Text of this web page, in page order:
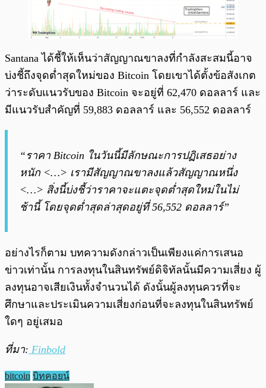
Santana ได้ชี้ให้เห็นว่าสัญญาณขาลงที่กำลังสะสมนี้อาจ
บ่งชี้ถึงจุดต่ำสุดใหม่ของ Bitcoin โดยเขาได้ตั้งข้อสังเกต
ว่าระดับแนวรับของ Bitcoin จะอยู่ที่ 62,470 ดอลลาร์ และ
มีแนวรับสำคัญที่ 59,883 ดอลลาร์ และ 56,552 ดอลลาร์
“ราคา Bitcoin ในวันนี้มีลักษณะการปฏิเสธอย่าง
หนัก <…> เรามีสัญญาณขาลงแล้วสัญญาณหนึ่ง
<…> สิ่งนี้บ่งชี้ว่าราคาจะแตะจุดต่ำสุดใหม่ในไม่
ช้านี้ โดยจุดต่ำสุดล่าสุดอยู่ที่ 56,552 ดอลลาร์”
อย่างไรก็ตาม บทความดังกล่าวเป็นเพียงแค่การเสนอ
ข่าวเท่านั้น การลงทุนในสินทรัพย์ดิจิทัลนั้นมีความเสี่ยง ผู้
ลงทุนอาจเสียเงินทั้งจำนวนได้ ดังนั้นผู้ลงทุนควรที่จะ
ศึกษาและประเมินความเสี่ยงก่อนที่จะลงทุนในสินทรัพย์
ใดๆ อยู่เสมอ
ที่มา: Finbold
bitcoin บิทคอยน์